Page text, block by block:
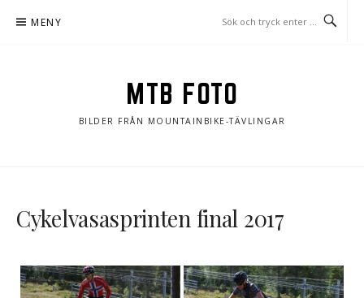
MENY
MTB FOTO
BILDER FRÅN MOUNTAINBIKE-TÄVLINGAR
Cykelvasasprinten final 2017